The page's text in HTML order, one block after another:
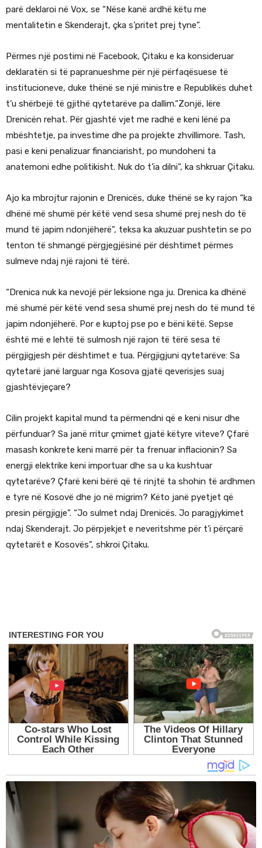
parë deklaroi në Vox, se “Nëse kanë ardhë këtu me
mentalitetin e Skenderajt, çka s’pritet prej tyne”.
Përmes një postimi në Facebook, Çitaku e ka konsideruar
deklaratën si të papranueshme për një përfaqësuese të
institucioneve, duke thënë se një ministre e Republikës duhet
t’u shërbejë të gjithë qytetarëve pa dallim.“Zonjë, lëre
Drenicën rehat. Për gjashtë vjet me radhë e keni lënë pa
mbështetje, pa investime dhe pa projekte zhvillimore. Tash,
pasi e keni penalizuar financiarisht, po mundoheni ta
anatemoni edhe politikisht. Nuk do t’ia dilni”, ka shkruar Çitaku.
Ajo ka mbrojtur rajonin e Drenicës, duke thënë se ky rajon “ka
dhënë më shumë për këtë vend sesa shumë prej nesh do të
mund të japim ndonjëherë”, teksa ka akuzuar pushtetin se po
tenton të shmangë përgjegjësinë për dështimet përmes
sulmeve ndaj një rajoni të tërë.
“Drenica nuk ka nevojë për leksione nga ju. Drenica ka dhënë
më shumë për këtë vend sesa shumë prej nesh do të mund të
japim ndonjëherë. Por e kuptoj pse po e bëni këtë. Sepse
është më e lehtë të sulmosh një rajon të tërë sesa të
përgjigjesh për dështimet e tua. Përgjigjuni qytetarëve: Sa
qytetarë janë larguar nga Kosova gjatë qeverisjes suaj
gjashtëvjeçare?
Cilin projekt kapital mund ta përmendni që e keni nisur dhe
përfunduar? Sa janë rritur çmimet gjatë këtyre viteve? Çfarë
masash konkrete keni marrë për ta frenuar inflacionin? Sa
energji elektrike keni importuar dhe sa u ka kushtuar
qytetarëve? Çfarë keni bërë që të rinjtë ta shohin të ardhmen
e tyre në Kosovë dhe jo në migrim? Këto janë pyetjet që
presin përgjigje”. “Jo sulmet ndaj Drenicës. Jo paragjykimet
ndaj Skenderajt. Jo përpjekjet e neveritshme për t’i përçarë
qytetarët e Kosovës”, shkroi Çitaku.